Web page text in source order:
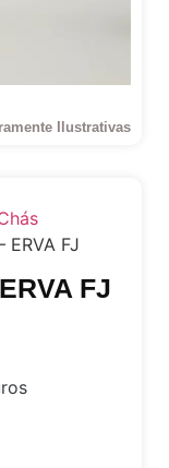
Ilustrativas
ERVA FJ
FJ